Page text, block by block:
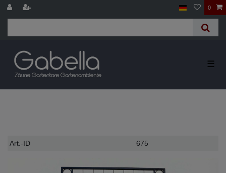
0
☰
Technisches
Wert
Art.-ID 675